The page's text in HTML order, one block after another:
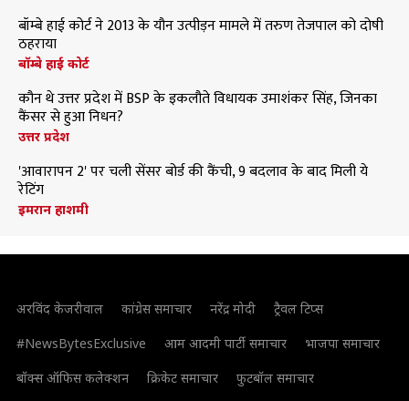
बॉम्बे हाई कोर्ट ने 2013 के यौन उत्पीड़न मामले में तरुण तेजपाल को दोषी
ठहराया
बॉम्बे हाई कोर्ट
कौन थे उत्तर प्रदेश में BSP के इकलौते विधायक उमाशंकर सिंह, जिनका
कैंसर से हुआ निधन?
उत्तर प्रदेश
'आवारापन 2' पर चली सेंसर बोर्ड की कैंची, 9 बदलाव के बाद मिली ये
रेटिंग
इमरान हाशमी
अरविंद केजरीवाल कांग्रेस समाचार नरेंद्र मोदी
ट्रैवल टिप्स
#NewsBytesExclusive
आम आदमी पार्टी समाचार
भाजपा समाचार
बॉक्स ऑफिस कलेक्शन
क्रिकेट समाचार फुटबॉल समाचार